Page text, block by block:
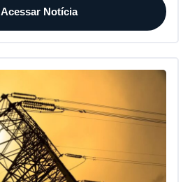
Acessar Notícia